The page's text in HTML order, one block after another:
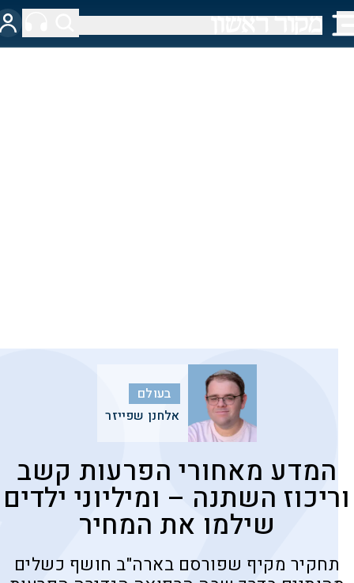
בעולם
אלחנן שפייזר
המדע מאחורי הפרעות קשב
וריכוז השתנה – ומיליוני ילדים
שילמו את המחיר
תחקיר מקיף שפורסם בארה"ב חושף כשלים